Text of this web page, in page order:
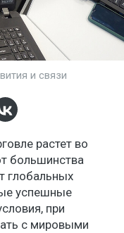
и связи
растет во
большинства
глобальных
успешные
при
с мировыми